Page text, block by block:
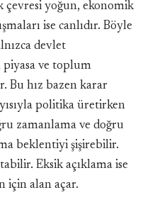
çevresi yoğun, ekonomik
ise canlıdır. Böyle
devlet
ve toplum
Bu hız bazen karar
politika üretirken
zamanlama ve doğru
beklentiyi şişirebilir.
Eksik açıklama ise
için alan açar.